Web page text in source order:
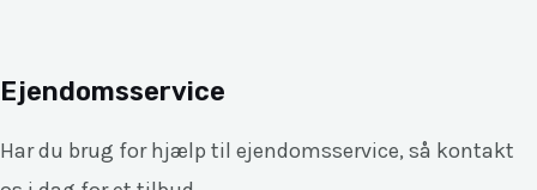
Ejendomsservice
Har du brug for hjælp til ejendomsservice, så kontakt